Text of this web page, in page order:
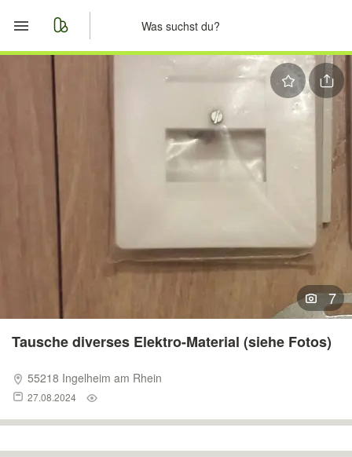
Start
Merkliste
Nachrichten
Anzeige aufgeben
7
Tausche diverses Elektro-Material (siehe Fotos)
55218 Ingelheim am Rhein
27.08.2024